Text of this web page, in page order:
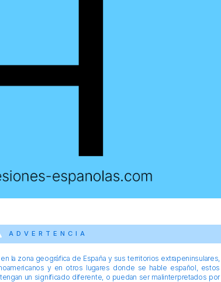
ADVERTENCIA
la zona geográfica de España y sus territorios extrapeninsulares,
y en otros lugares donde se hable español, estos
un significado diferente, o puedan ser malinterpretados por